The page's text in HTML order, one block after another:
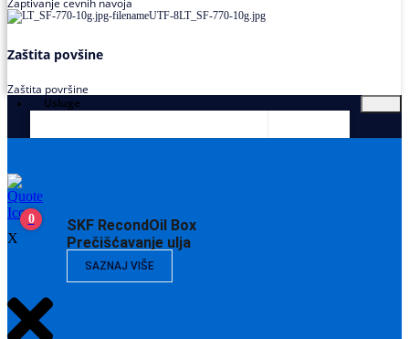
Zaptivanje cevnih navoja
Zaštita povšine
Zaštita površine
Usluge
SKF RecondOil Box
Prečišćavanje ulja
SAZNAJ VIŠE
0
X